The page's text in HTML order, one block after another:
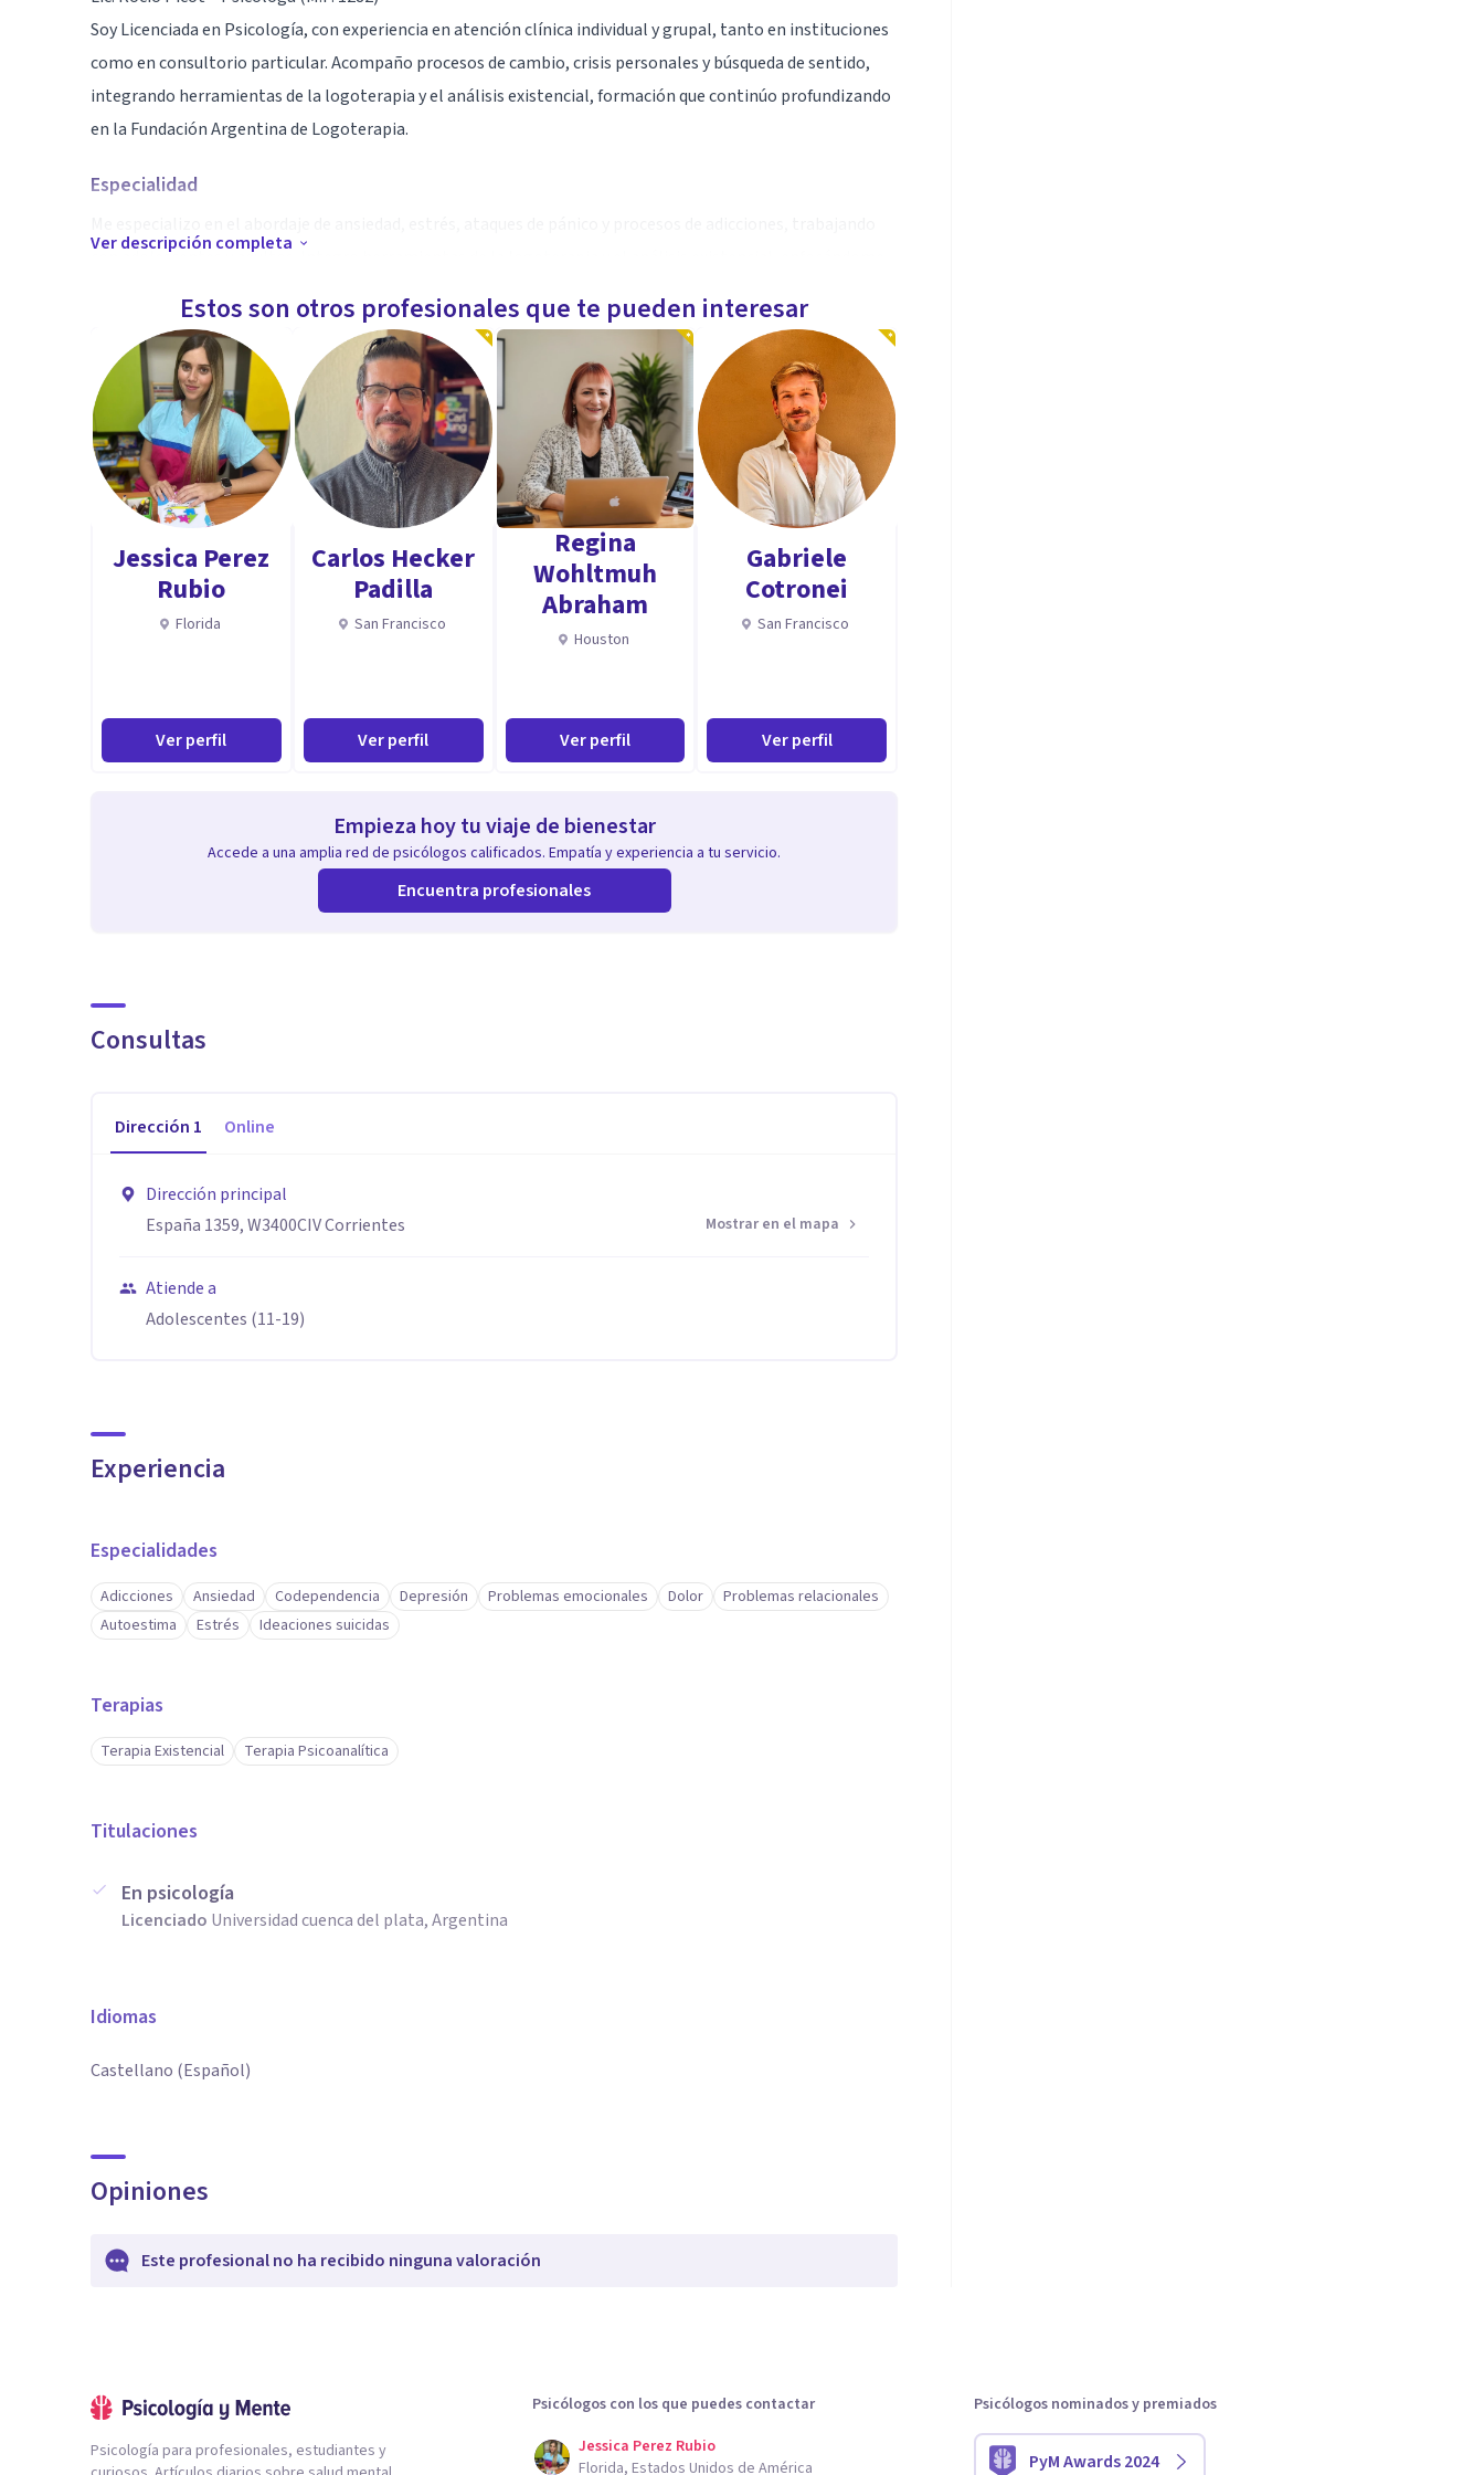
Soy Licenciada en Psicología, con experiencia en atención clínica individual y grupal, tanto en instituciones
como en consultorio particular. Acompaño procesos de cambio, crisis personales y búsqueda de sentido,
integrando herramientas de la logoterapia y el análisis existencial, formación que continúo profundizando
en la Fundación Argentina de Logoterapia.
Especialidad
con adolescentes y adultos. Integro herramientas de la logoterapia y el análisis existencial, enfocándome
sus desafíos emocionales.
Aptitudes
Escucha activa y empatía – Creación de un vínculo terapéutico sólido y confiable.
Intervención clínica individual y grupal – Atención a adultos y adolescentes.
Logoterapia y análisis existencial – Acompañamiento en la búsqueda de sentido.
Trabajo interdisciplinario – Articulación con equipos de salud.
Manejo de crisis y contención emocional – Estrategias frente a ansiedad, estrés y angustia.
Planificación de talleres y psicoeducación – Prevención y promoción de la salud mental.
Gestión de consultorio particular – Organización, seguimiento y administración.
Compromiso y ética profesional – Responsabilidad y dedicación en cada proceso.
Ver descripción completa
Estos son otros profesionales que te pueden interesar
Jessica Perez
Rubio
Florida
Ver perfil
Carlos Hecker
Padilla
San Francisco
Ver perfil
Regina
Wohltmuh
Abraham
Houston
Ver perfil
Gabriele
Cotronei
San Francisco
Ver perfil
Empieza hoy tu viaje de bienestar
Accede a una amplia red de psicólogos calificados. Empatía y experiencia a tu servicio.
Encuentra profesionales
Consultas
Dirección 1 Online
Dirección principal
España 1359, W3400CIV Corrientes
Mostrar en el mapa
Atiende a
Adolescentes (11-19)
Experiencia
Especialidades
Adicciones Ansiedad Codependencia Depresión Problemas emocionales Dolor
Problemas relacionales
Autoestima
Estrés Ideaciones suicidas
Terapias
Terapia Existencial Terapia Psicoanalítica
Titulaciones
En psicología
Licenciado Universidad cuenca del plata, Argentina
Idiomas
Castellano (Español)
Opiniones
Este profesional no ha recibido ninguna valoración
Psicología para profesionales, estudiantes y
Psicólogos con los que puedes contactar
Jessica Perez Rubio
Florida, Estados Unidos de América
Psicólogos nominados y premiados
PyM Awards 2024